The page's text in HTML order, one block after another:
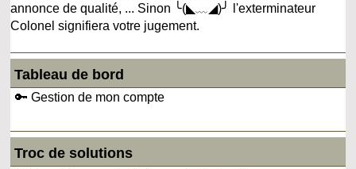
annonce de qualité, ... Sinon ╰(◣﹏◢)╯ l'exterminateur
Colonel signifiera votre jugement.
Tableau de bord
🔑 Gestion de mon compte
Troc de solutions